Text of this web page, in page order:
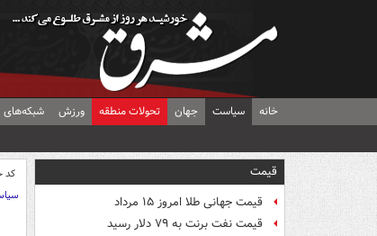
خانه سیاست جهان تحولات منطقه ورزش شبکه‌های
قیمت
قیمت جهانی طلا امروز ۱۵ مرداد
قیمت نفت برنت به ۷۹ دلار رسید
کد